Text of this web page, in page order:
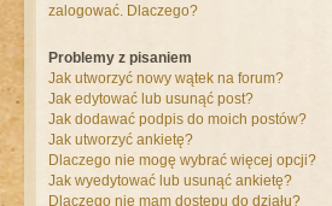
zalogować. Dlaczego?
Problemy z pisaniem
Jak utworzyć nowy wątek na forum?
Jak edytować lub usunąć post?
Jak dodawać podpis do moich postów?
Jak utworzyć ankietę?
Dlaczego nie mogę wybrać więcej opcji?
Jak wyedytować lub usunąć ankietę?
Dlaczego nie mam dostępu do działu?